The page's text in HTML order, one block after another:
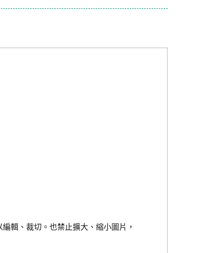
輯、裁切。也禁止擴大、縮小圖片，